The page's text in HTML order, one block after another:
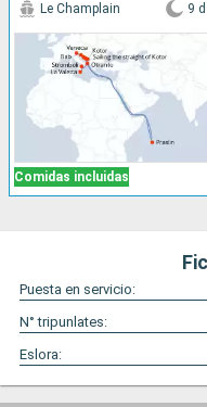
Comidas incluidas
Le Champlain 9 d
Puesta en servicio:
N° tripunlates:
Eslora: